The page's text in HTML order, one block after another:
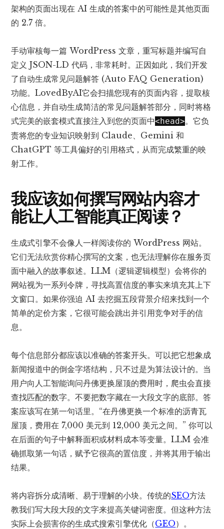
架构的页面出现在 AI 生成的答案中的可能性是其他页面
的 2.7 倍。
手动审核每一篇 WordPress 文章，重写标题并编写自
定义 JSON-LD 代码，非常耗时。正因如此，我们开发
了自动生成常见问题解答 (Auto FAQ Generation)
功能。LovedByAI它会扫描您现有的页面内容，提取核
心信息，并自动生成简洁的常见问题解答部分，同时将格
式完美的嵌套模式直接注入到您的页面中<head>。它负
责将您的专业知识映射到 Claude、Gemini 和
ChatGPT 等工具偏好的引用格式，从而完成繁重的映
射工作。
我应该如何撰写网站内容才
能让人工智能真正阅读？
生成式引擎不会像人一样阅读你的 WordPress 网站。
它们无法欣赏你精心撰写的文案，也无法理解你在服务页
面中融入的故事叙述。LLM（逻辑逻辑模型）会将你的
网站视为一系列令牌，寻找高置信度的事实来填充其上下
文窗口。如果你强迫 AI 去挖掘五段背景介绍来找到一个
简单的定价方案，它很可能会跳出并引用竞争对手的信
息。
每个信息部分都应该以准确的答案开头。可以把它想象成
新闻报道中的倒金字塔结构，只不过是为算法设计的。当
用户向人工智能询问丹佛更换屋顶的费用时，爬虫会直接
查找匹配的数字。不要把数字藏在一大段文字的底部。答
案应该写在第一句话里。“在丹佛更换一个标准的沥青瓦
屋顶，费用在 7,000 美元到 12,000 美元之间。” 你可以
在后面的句子中解释面积或材料成本等变量。LLM 会准
确抓取第一句话，赋予它很高的置信度，并将其用于输出
结果。
将内容拆分成清晰、易于理解的小块。传统的SEO方法
教我们写大段大段的文字来提高关键词密度。但这种方法
实际上会损害你的生成式搜索引擎优化（GEO）。